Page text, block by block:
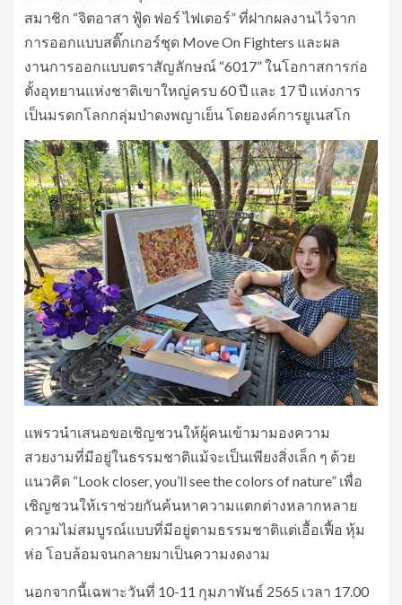
สมาชิก “จิตอาสา ฟู้ด ฟอร์ ไฟเตอร์” ที่ฝากผลงานไว้จาก
การออกแบบสติ๊กเกอร์ชุด Move On Fighters และผล
งานการออกแบบตราสัญลักษณ์ “6017” ในโอกาสการก่อ
ตั้งอุทยานแห่งชาติเขาใหญ่ครบ 60 ปี และ 17 ปี แห่งการ
เป็นมรดกโลกกลุ่มป่าดงพญาเย็น โดยองค์การยูเนสโก
แพรวนำเสนอขอเชิญชวนให้ผู้คนเข้ามามองความ
สวยงามที่มีอยู่ในธรรมชาติแม้จะเป็นเพียงสิ่งเล็ก ๆ ด้วย
แนวคิด “Look closer, you’ll see the colors of nature” เพื่อ
เชิญชวนให้เราช่วยกันค้นหาความแตกต่างหลากหลาย
ความไม่สมบูรณ์แบบที่มีอยู่ตามธรรมชาติแต่เอื้อเฟื้อ หุ้ม
ห่อ โอบล้อมจนกลายมาเป็นความงดงาม
นอกจากนี้เฉพาะวันที่ 10-11 กุมภาพันธ์ 2565 เวลา 17.00